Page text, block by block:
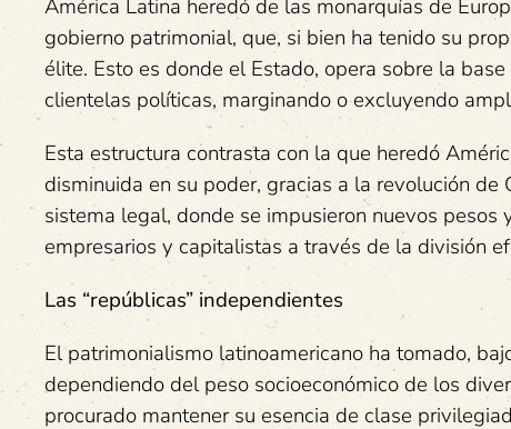
América Latina heredó de las monarquías de
gobierno patrimonial, que, si bien ha tenido su
élite. Esto es donde el Estado, opera sobre la
clientelas políticas, marginando o excluyendo
Esta estructura contrasta con la que heredó
disminuida en su poder, gracias a la revolución
sistema legal, donde se impusieron nuevos
empresarios y capitalistas a través de la división
Las “repúblicas” independientes
El patrimonialismo latinoamericano ha tomado,
dependiendo del peso socioeconómico de los
procurado mantener su esencia de clase